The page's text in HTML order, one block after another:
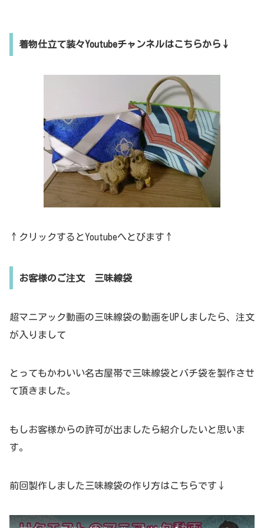
着物仕立て装々Youtubeチャンネルはこちらから↓
↑クリックするとYoutubeへとびます↑
お客様のご注文 三味線袋
超マニアック動画の三味線袋の動画をUPしましたら、注文
が入りまして
とってもかわいい名古屋帯で三味線袋とバチ袋を製作させ
て頂きました。
もしお客様からの許可が出ましたら紹介したいと思いま
す。
前回製作しました三味線袋の作り方はこちらです↓